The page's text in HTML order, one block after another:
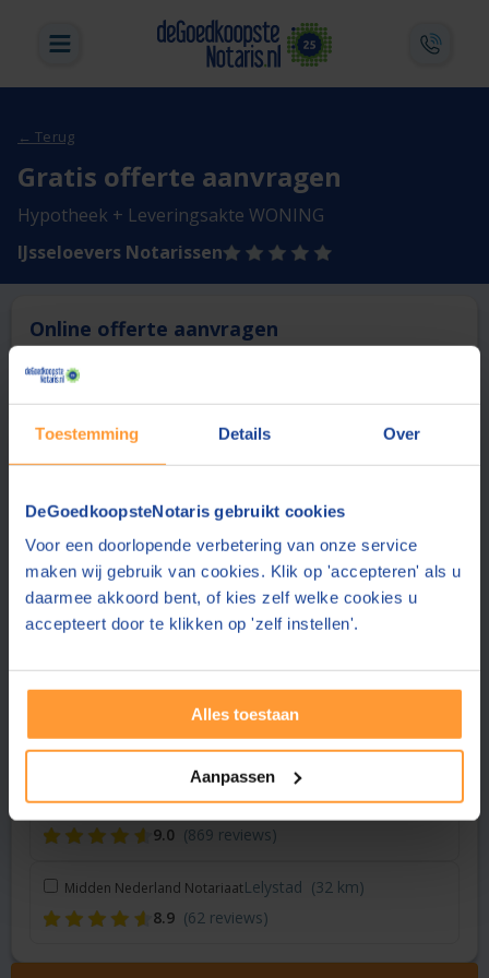
Toestemming Details Over
DeGoedkoopsteNotaris gebruikt cookies
Voor een doorlopende verbetering van onze service
maken wij gebruik van cookies. Klik op 'accepteren' als u
daarmee akkoord bent, of kies zelf welke cookies u
accepteert door te klikken op 'zelf instellen'.
Alles toestaan
Aanpassen
← Terug
Gratis offerte aanvragen
Hypotheek + Leveringsakte WONING
IJsseloevers Notarissen
Online offerte aanvragen
Deze notaris biedt momenteel niet de mogelijkheid online
1 Vergelijk en bespaar
Vraag een offerte aan bij een andere notaris in de buurt
Hoekstra & Partners Notarissen Zwolle (13 km)
8.8
(283 reviews)
Flevium Notariaat
8.8 (288 reviews)
Nunspeet (21 km)
9.1 (505 reviews)
Notariaat Ridderhof & StelwagenVaassen (31 km)
9.0 (869 reviews)
Midden Nederland NotariaatLelystad (32 km)
8.9 (62 reviews)